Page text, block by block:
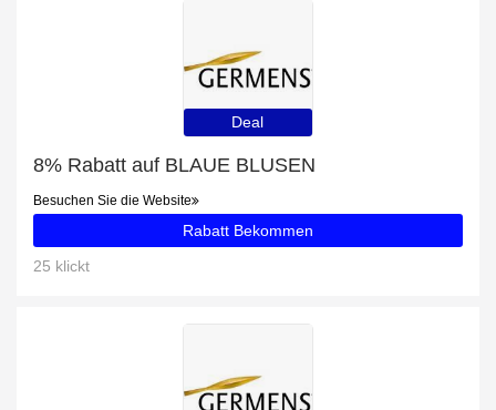
Deal
8% Rabatt auf BLAUE BLUSEN
Besuchen Sie die Website
Rabatt Bekommen
25 klickt